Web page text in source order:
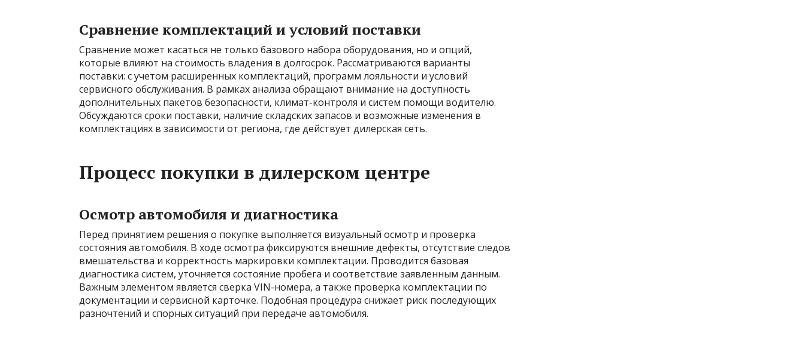
Сравнение комплектаций и условий поставки
Сравнение может касаться не только базового набора оборудования, но и опций,
которые влияют на стоимость владения в долгосрок. Рассматриваются варианты
поставки: с учетом расширенных комплектаций, программ лояльности и условий
сервисного обслуживания. В рамках анализа обращают внимание на доступность
дополнительных пакетов безопасности, климат-контроля и систем помощи водителю.
Обсуждаются сроки поставки, наличие складских запасов и возможные изменения в
комплектациях в зависимости от региона, где действует дилерская сеть.
Процесс покупки в дилерском центре
Осмотр автомобиля и диагностика
Перед принятием решения о покупке выполняется визуальный осмотр и проверка
состояния автомобиля. В ходе осмотра фиксируются внешние дефекты, отсутствие следов
вмешательства и корректность маркировки комплектации. Проводится базовая
диагностика систем, уточняется состояние пробега и соответствие заявленным данным.
Важным элементом является сверка VIN-номера, а также проверка комплектации по
документации и сервисной карточке. Подобная процедура снижает риск последующих
разночтений и спорных ситуаций при передаче автомобиля.